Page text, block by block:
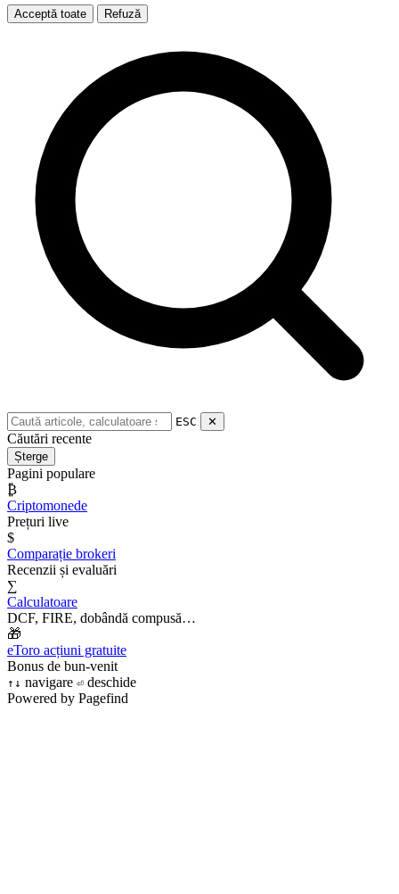
Acceptă toate Refuză
ESC ✕
Căutări recente
Șterge
Pagini populare
₿
Criptomonede
Prețuri live
$
Comparație brokeri
Recenzii și evaluări
∑
Calculatoare
DCF, FIRE, dobândă compusă…
🎁
eToro acțiuni gratuite
Bonus de bun-venit
↑ ↓ navigare ⏎ deschide
Powered by Pagefind